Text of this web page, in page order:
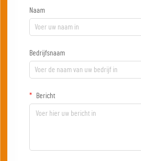
Naam
Bedrijfsnaam
Bericht